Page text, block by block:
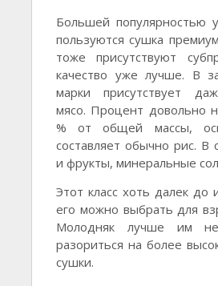
Большей популярностью
пользуются сушка
тоже присутствуют
качество уже лучше. В
марки присутствует
мясо. Процент довольно
% от общей массы,
составляет обычно рис. В
и фрукты, минеральные
Этот класс хоть далек до
его можно выбрать для
Молодняк лучше им
разориться на более
сушки.